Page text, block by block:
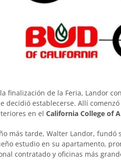
finalización de la Feria, Landor
decidió establecerse. Allí
en el California College of
más tarde, Walter Landor, fundó
estudio en su apartamento,
contratado y oficinas más